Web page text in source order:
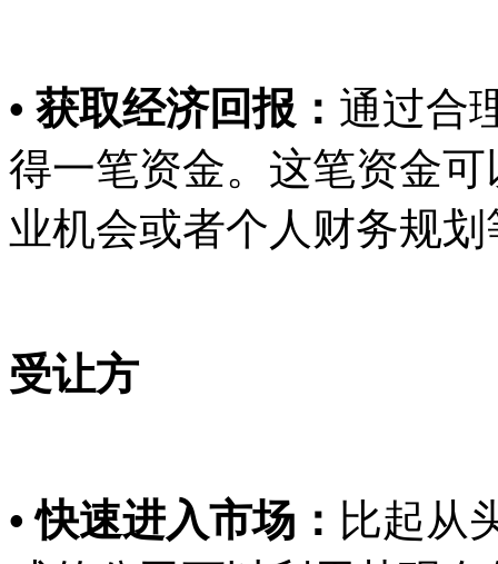
• 获取经济回报： 通过合
得一笔资金。这笔资金
业机会或者个人财务规划
受让方
• 快速进入市场： 比起从